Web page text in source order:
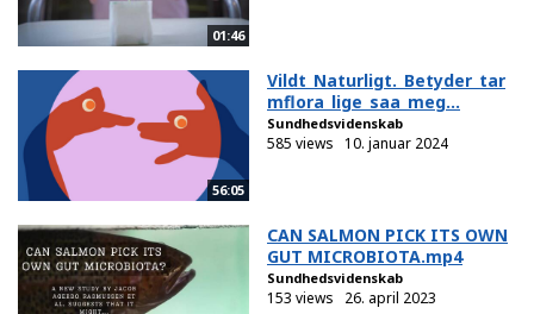
01:46
56:05
Vildt_Naturligt._Betyder_tar
mflora_lige_saa_meg...
Sundhedsvidenskab
585 views 10. januar 2024
CAN SALMON PICK ITS OWN
GUT MICROBIOTA.mp4
Sundhedsvidenskab
153 views 26. april 2023